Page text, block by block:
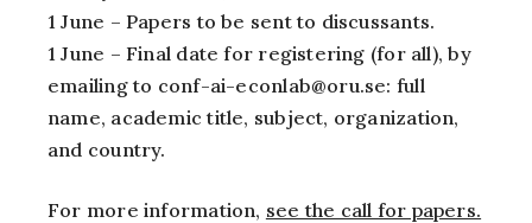
1 June – Papers to be sent to discussants.
1 June – Final date for registering (for all), by
emailing to conf-ai-econlab@oru.se: full
name, academic title, subject, organization,
and country.
For more information, see the call for papers.